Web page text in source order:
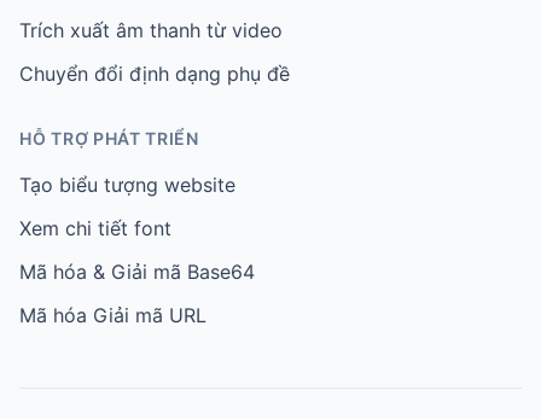
Trích xuất âm thanh từ video
Chuyển đổi định dạng phụ đề
HỖ TRỢ PHÁT TRIỂN
Tạo biểu tượng website
Xem chi tiết font
Mã hóa & Giải mã Base64
Mã hóa Giải mã URL